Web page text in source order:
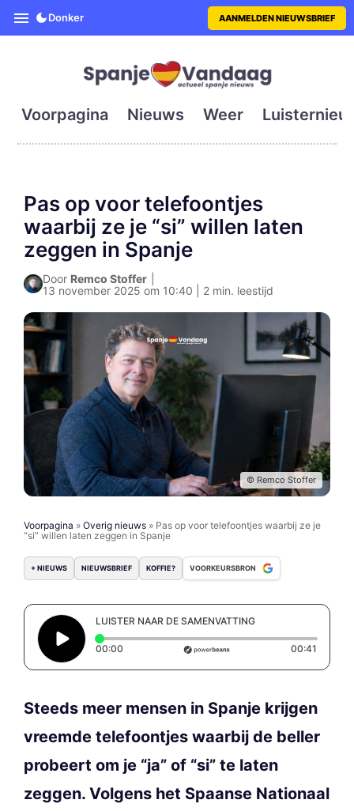
SpanjeVandaag is de eerste
Donker AANMELDEN NIEUWSBRIEF
Voorpagina Nieuws Weer
Pas op voor telefoontjes
waarbij ze je “si” willen laten
zeggen in Spanje
Door Remco Stoffer
13 november 2025 om 10:40 | 2 min. leestijd
© Remco Stoffer
Voorpagina » Overig nieuws » Pas op voor telefoontjes waarbij ze je
“si” willen laten zeggen in Spanje
+ NIEUWS NIEUWSBRIEF KOFFIE? VOORKEURSBRON
LUISTER NAAR DE SAMENVATTING
00:00 Elapsed time: 0 seconds 00:41
Steeds meer mensen in Spanje krijgen
vreemde telefoontjes waarbij de beller
probeert om je “ja” of “si” te laten
zeggen. Volgens het Spaanse Nationaal